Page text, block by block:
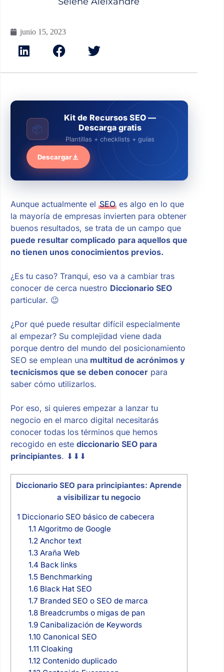
junio 15, 2023
📦
Kit de Recursos SEO —
Descarga gratis
Plantillas + checklists + guías
Descargar
Aunque actualmente el SEOes algo en lo que
la mayoría de empresas invierten para obtener
buenos resultados, se trata de un campo que
puede resultar complicado para aquellos que
no tienen unos conocimientos previos.
¿Es tu caso? Tranqui, eso va a cambiar tras
conocer de cerca nuestro Diccionario SEO
particular. 😉
¿Por qué puede resultar difícil especialmente
al empezar? Su complejidad viene dada
porque dentro del mundo del posicionamiento
SEO se emplean una multitud de acrónimos y
tecnicismos que se deben conocerpara
saber cómo utilizarlos.
Por eso, si quieres empezar a lanzar tu
negocio en el marco digital necesitarás
conocer todas los términos que hemos
recogido en este diccionario SEO para
principiantes. ⬇⬇⬇
Diccionario SEO para principiantes: Aprende
a visibilizar tu negocio
1 Diccionario SEO básico de cabecera
1.1 Algoritmo de Google
1.2Anchor text
1.3Araña Web
1.4 Back links
1.5 Benchmarking
1.6Black Hat SEO
1.7 Branded SEO o SEO de marca
1.8Breadcrumbs o migas de pan
1.9Canibalización de Keywords
1.10 Canonical SEO
1.11 Cloaking
1.12Contenido duplicado